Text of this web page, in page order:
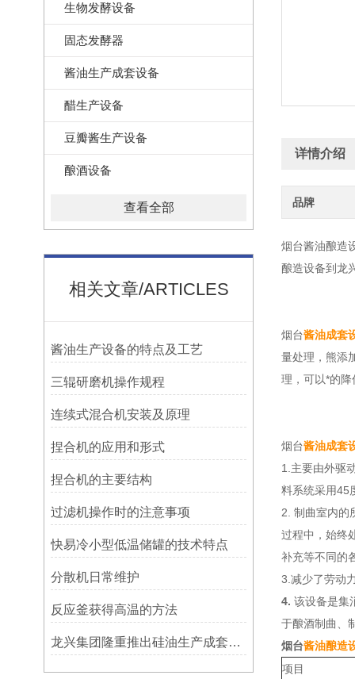
生物发酵设备
固态发酵器
酱油生产成套设备
醋生产设备
豆瓣酱生产设备
酿酒设备
查看全部
相关文章/ARTICLES
酱油生产设备的特点及工艺
三辊研磨机操作规程
连续式混合机安装及原理
捏合机的应用和形式
捏合机的主要结构
过滤机操作时的注意事项
快易冷小型低温储罐的技术特点
分散机日常维护
反应釜获得高温的方法
龙兴集团隆重推出硅油生产成套设备
详情介绍
品牌
烟台酱油酿造
酿造设备到龙
烟台酱油成套
量处理，熊添
理，可以*的
烟台酱油成套
1.主要由外驱
料系统采用45
2. 制曲室内的
过程中，始终
补充等不同的
3.减少了劳动
4. 该设备是集
于酿酒制曲、
烟台酱油酿造
项目